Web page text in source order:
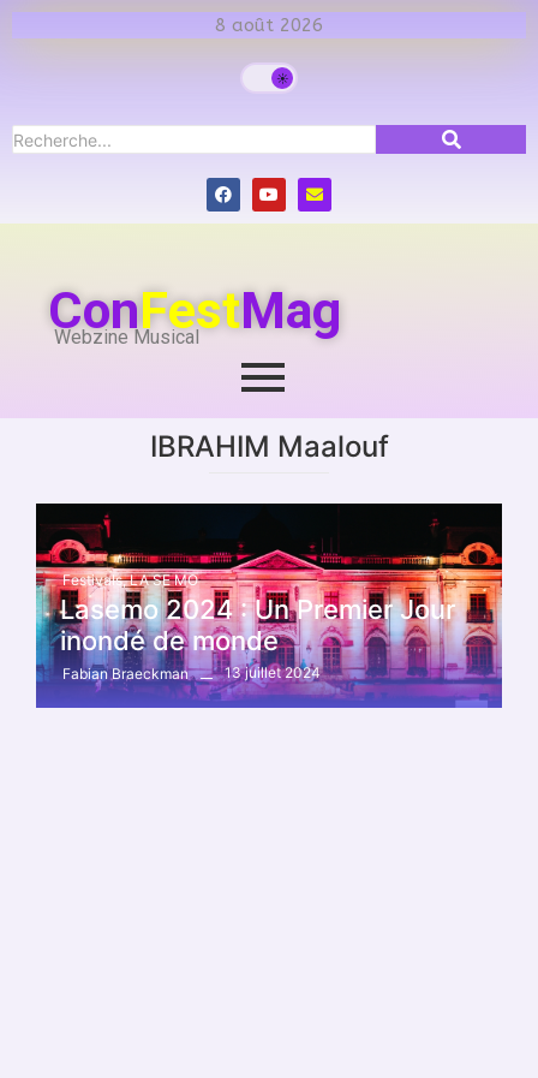
8 août 2026
ConFestMag
Webzine Musical
IBRAHIM Maalouf
Festivals, LA SE MO
Lasemo 2024 : Un Premier Jour
inondé de monde
Fabian Braeckman 13 juillet 2024